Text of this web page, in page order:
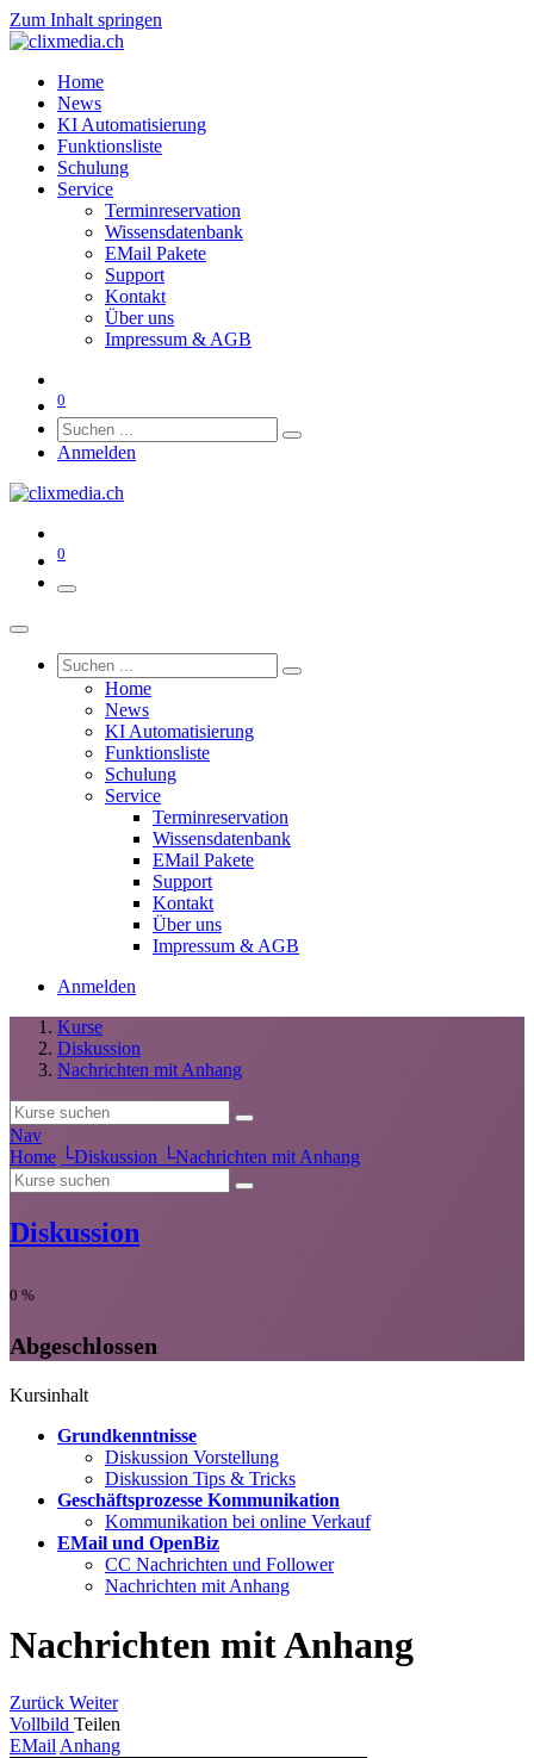
Zum Inhalt springen
Home
News
KI Automatisierung
Funktionsliste
Schulung
Service
Terminreservation
Wissensdatenbank
EMail Pakete
Support
Kontakt
Über uns
Impressum & AGB
0
Anmelden
0
Home
News
KI Automatisierung
Funktionsliste
Schulung
Service
Terminreservation
Wissensdatenbank
EMail Pakete
Support
Kontakt
Über uns
Impressum & AGB
Anmelden
Kurse
Diskussion
Nachrichten mit Anhang
Nav
Home └Diskussion └Nachrichten mit Anhang
Diskussion
0 %
Abgeschlossen
Kursinhalt
Grundkenntnisse
Diskussion Vorstellung
Diskussion Tips & Tricks
Geschäftsprozesse Kommunikation
Kommunikation bei online Verkauf
EMail und OpenBiz
CC Nachrichten und Follower
Nachrichten mit Anhang
Nachrichten mit Anhang
Zurück Weiter
Vollbild Teilen
EMail Anhang